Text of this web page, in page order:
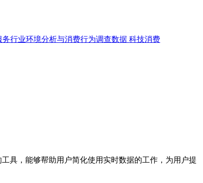
务行业环境分析与消费行为调查数据 科技消费
具，能够帮助用户简化使用实时数据的工作，为用户提